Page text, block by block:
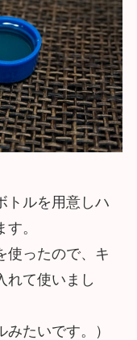
トルを用意しハ
。
使ったので、キ
れて使いまし
みたいです。）